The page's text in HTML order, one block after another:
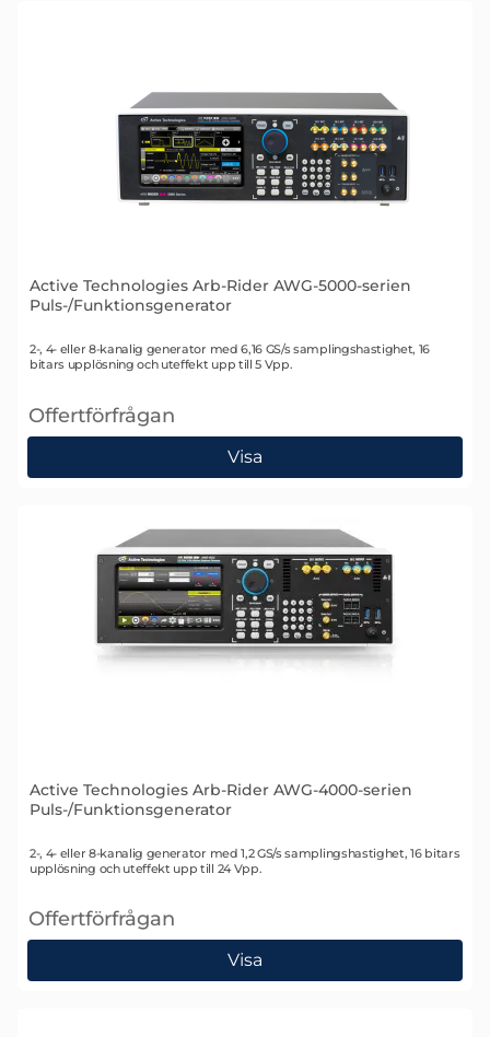
Active Technologies Arb-Rider AWG-5000-serien
Puls-/Funktionsgenerator
Art. nr 2586
2-, 4- eller 8-kanalig generator med 6,16 GS/s samplingshastighet, 16
bitars upplösning och uteffekt upp till 5 Vpp.
Offertförfrågan
, Active Technologies Arb-Rider AWG-5000-serien
Visa
Active Technologies Arb-Rider AWG-4000-serien
Puls-/Funktionsgenerator
Art. nr 2585
2-, 4- eller 8-kanalig generator med 1,2 GS/s samplingshastighet, 16 bitars
upplösning och uteffekt upp till 24 Vpp.
Offertförfrågan
, Active Technologies Arb-Rider AWG-4000-serien
Visa